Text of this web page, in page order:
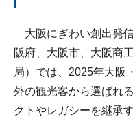
大阪にぎわい創出発
阪府、大阪市、大阪商
局）では、2025年大阪
外の観光客から選ばれ
クトやレガシーを継承